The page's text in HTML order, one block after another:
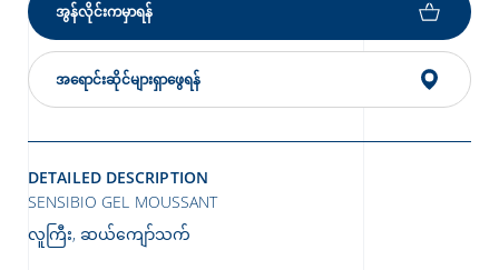
အွန်လိုင်းကမှာရန်
အရောင်းဆိုင်များရှာဖွေရန်
DETAILED DESCRIPTION
SENSIBIO GEL MOUSSANT
လူကြီး, ဆယ်ကျော်သက်